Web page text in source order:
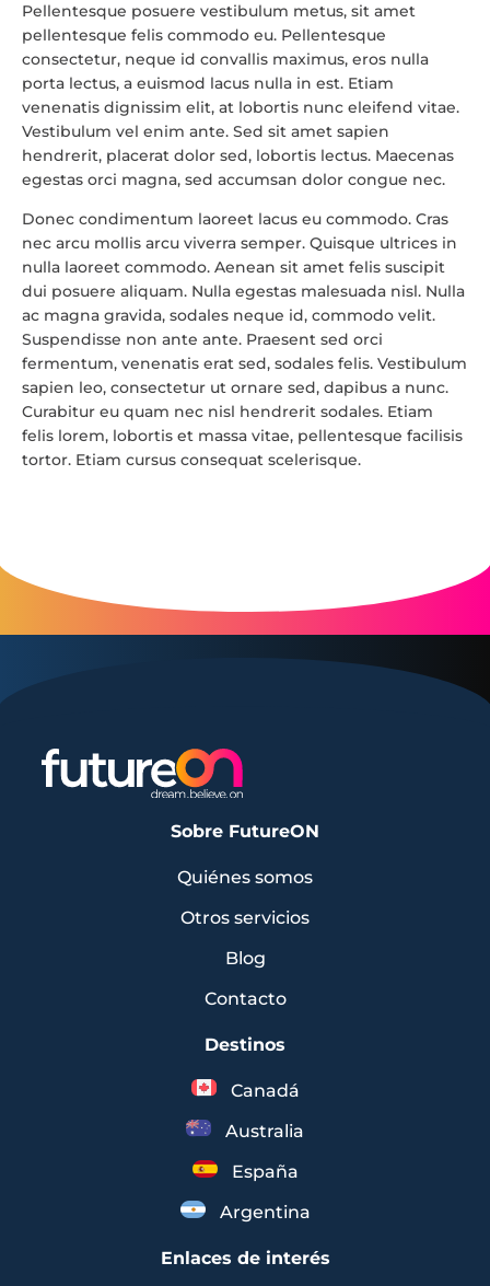
Pellentesque posuere vestibulum metus, sit amet
pellentesque felis commodo eu. Pellentesque
consectetur, neque id convallis maximus, eros nulla
porta lectus, a euismod lacus nulla in est. Etiam
venenatis dignissim elit, at lobortis nunc eleifend vitae.
Vestibulum vel enim ante. Sed sit amet sapien
hendrerit, placerat dolor sed, lobortis lectus. Maecenas
egestas orci magna, sed accumsan dolor congue nec.
Donec condimentum laoreet lacus eu commodo. Cras
nec arcu mollis arcu viverra semper. Quisque ultrices in
nulla laoreet commodo. Aenean sit amet felis suscipit
dui posuere aliquam. Nulla egestas malesuada nisl. Nulla
ac magna gravida, sodales neque id, commodo velit.
Suspendisse non ante ante. Praesent sed orci
fermentum, venenatis erat sed, sodales felis. Vestibulum
sapien leo, consectetur ut ornare sed, dapibus a nunc.
Curabitur eu quam nec nisl hendrerit sodales. Etiam
felis lorem, lobortis et massa vitae, pellentesque facilisis
tortor. Etiam cursus consequat scelerisque.
Sobre FutureON
Quiénes somos
Otros servicios
Blog
Contacto
Destinos
Canadá
Australia
España
Argentina
Enlaces de interés